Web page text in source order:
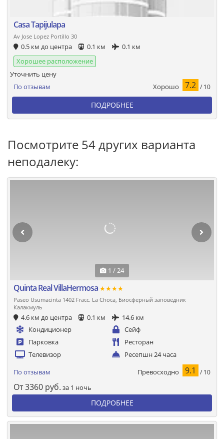
Casa Tapijulapa
Av Jose Lopez Portillo 30
0.5 км до центра 0.1 км
0.1 км
Хорошее расположение
По отзывам Хорошо 7.2 / 10
Уточнить цену
ПОДРОБНЕЕ
Посмотрите 54 других варианта
неподалеку:
1 / 24
Quinta Real VillaHermosa ★★★★
Paseo Usumacinta 1402 Fracc. La Choca, Биосферный заповедник
Калакмуль
4.6 км до центра 0.1 км
14.6 км
Кондиционер
Сейф
Парковка
Ресторан
Телевизор
Ресепшн 24 часа
По отзывам Превосходно 9.1 / 10
От3360 руб. за 1 ночь
ПОДРОБНЕЕ